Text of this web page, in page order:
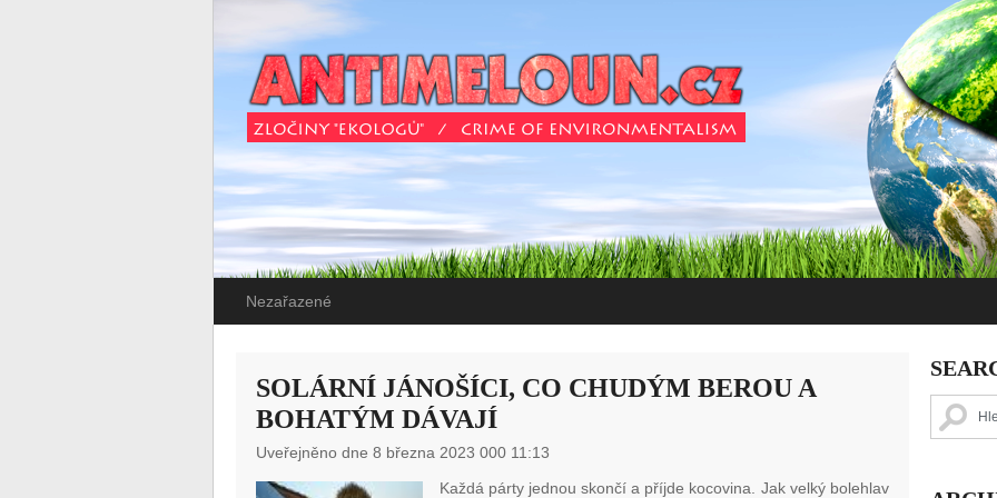
Nezařazené
SOLÁRNÍ JÁNOŠÍCI, CO CHUDÝM BEROU A
BOHATÝM DÁVAJÍ
Uveřejněno dne 8 března 2023 000 11:13
Každá párty jednou skončí a příjde kocovina. Jak velký bolehlav